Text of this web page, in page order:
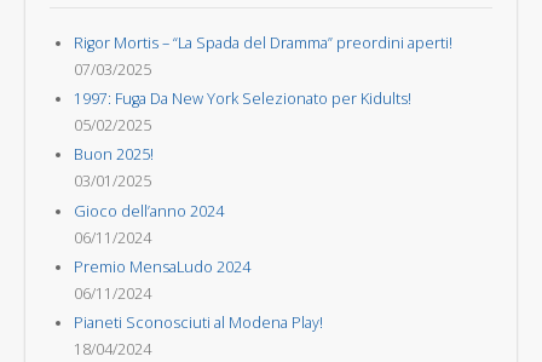
Rigor Mortis – “La Spada del Dramma” preordini aperti!
07/03/2025
1997: Fuga Da New York Selezionato per Kidults!
05/02/2025
Buon 2025!
03/01/2025
Gioco dell’anno 2024
06/11/2024
Premio MensaLudo 2024
06/11/2024
Pianeti Sconosciuti al Modena Play!
18/04/2024